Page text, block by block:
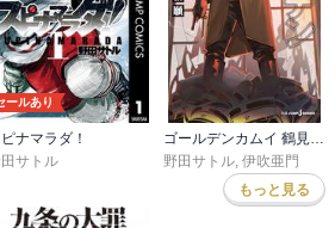
ナ、オソマなど、口に出しやすいアイヌ
ルゥ・アルルゥのイメージがちらちらし
。
と共通する思いが料理の描写のすばらし
スのチタタㇷ゚の美味そうなことと言った
そに塩をかけて生で食べる（杉元がｗ）
ールあり
ナマラダ！
サトル
野田サトル 伊吹亜門
もっと見る